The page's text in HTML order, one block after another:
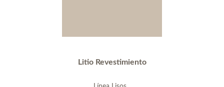
Litio Revestimiento